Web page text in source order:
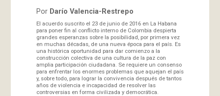
Por Darío Valencia-Restrepo
El acuerdo suscrito el 23 de junio de 2016 en La Habana
para poner fin al conflicto interno de Colombia despierta
grandes esperanzas sobre la posibilidad, por primera vez
en muchas décadas, de una nueva época para el país. Es
una histórica oportunidad para dar comienzo a la
construcción colectiva de una cultura de la paz con
amplia participación ciudadana. Se requiere un consenso
para enfrentar los enormes problemas que aquejan el país
y, sobre todo, para lograr la convivencia después de tantos
años de violencia e incapacidad de resolver las
controversias en forma civilizada y democrática.